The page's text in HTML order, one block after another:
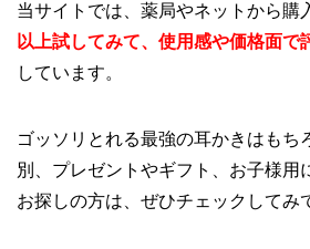
当サイトでは、薬局やネットから購
以上試してみて、使用感や価格面で
しています。
ゴッソリとれる最強の耳かきはもち
別、プレゼントやギフト、お子様用
お探しの方は、ぜひチェックしてみ